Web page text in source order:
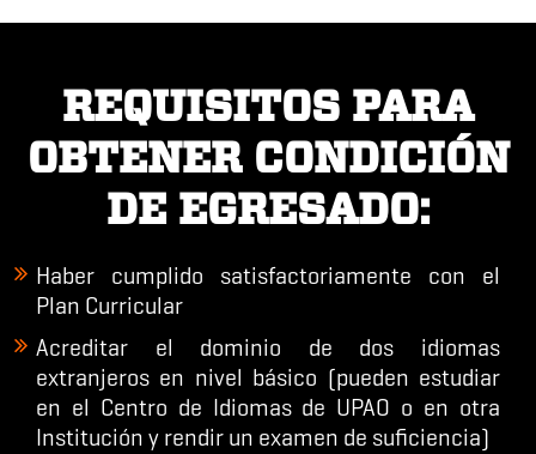
REQUISITOS PARA
OBTENER CONDICIÓN
DE EGRESADO:
Haber cumplido satisfactoriamente con el
Plan Curricular
Acreditar el dominio de dos idiomas
extranjeros en nivel básico (pueden estudiar
en el Centro de Idiomas de UPAO o en otra
Institución y rendir un examen de suficiencia)